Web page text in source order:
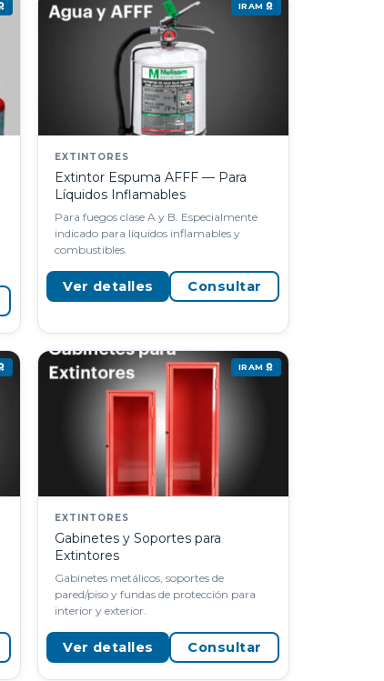
IRAM
EXTINTORES
Extintor Espuma AFFF — Para
Líquidos Inflamables
Para fuegos clase A y B. Especialmente
indicado para líquidos inflamables y
combustibles.
Ver detalles Consultar
IRAM
EXTINTORES
Gabinetes y Soportes para
Extintores
Gabinetes metálicos, soportes de
pared/piso y fundas de protección para
interior y exterior.
Ver detalles Consultar